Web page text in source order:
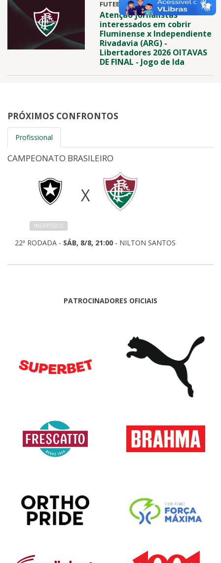
FUTEBOL
Atenção jornalistas
interessados em cobrir
Fluminense x Independiente
Rivadavia (ARG) -
Libertadores 2026 OITAVAS
DE FINAL - Jogo de Ida
PRÓXIMOS CONFRONTOS
Profissional
CAMPEONATO BRASILEIRO
X
INGRESSOS
22ª RODADA - SÁB, 8/8, 21:00 - NILTON SANTOS
PATROCINADORES OFICIAIS